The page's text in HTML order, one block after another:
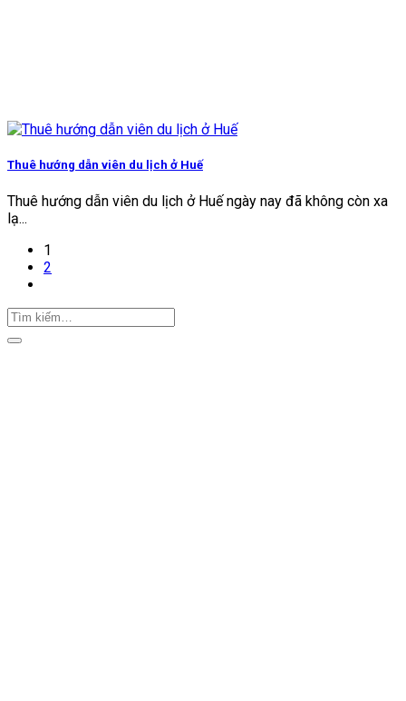
Thuê hướng dẫn viên du lịch ở Huế
Thuê hướng dẫn viên du lịch ở Huế ngày nay đã không còn xa
lạ...
1
2